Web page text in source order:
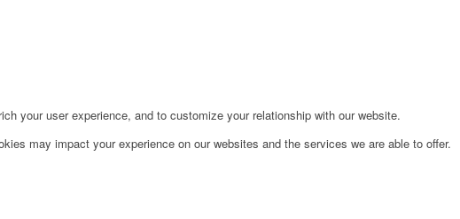
your user experience, and to customize your relationship with our website.
may impact your experience on our websites and the services we are able to offer.